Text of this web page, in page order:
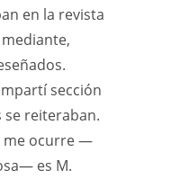
en la revista
sección
se reiteraban.
me ocurre —
es M.